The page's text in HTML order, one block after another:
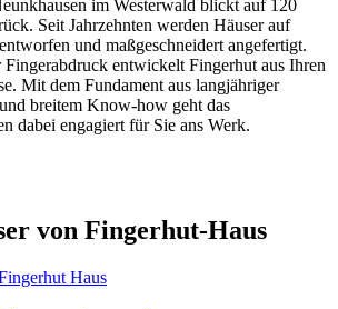
im Westerwald blickt auf 120
Seit Jahrzehnten werden Häuser auf
und maßgeschneidert angefertigt.
entwickelt Fingerhut aus Ihren
Mit dem Fundament aus langjähriger
breitem Know-how geht das
dabei engagiert für Sie ans Werk.
von Fingerhut-Haus